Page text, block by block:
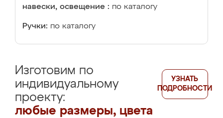
навески, освещение : по каталогу
Ручки: по каталогу
Изготовим по
индивидуальному
проекту:
любые размеры, цвета
УЗНАТЬ
ПОДРОБНОСТИ